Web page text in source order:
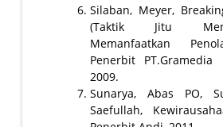
Silaban, Meyer,
(Taktik Jitu
Memanfaatkan
Penerbit PT.Gramedia
2009.
Sunarya, Abas PO,
Saefullah,